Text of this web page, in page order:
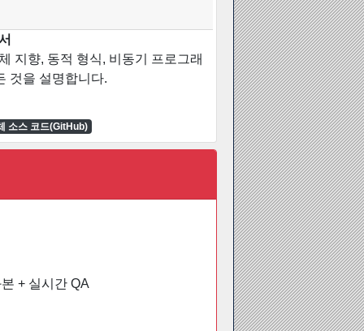
지향, 동적 형식, 비동기 프로그래
것을 설명합니다.
소스 코드(GitHub)
+ 실시간 QA